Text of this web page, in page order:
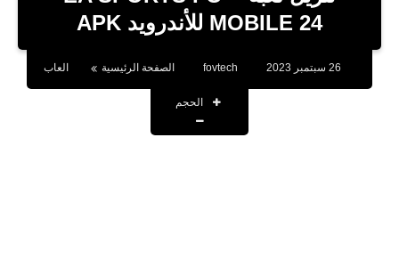
بلوجر
MOBILE 24 للأندرويد APK
fovtech الصفحة الرئيسية العاب
الحجم